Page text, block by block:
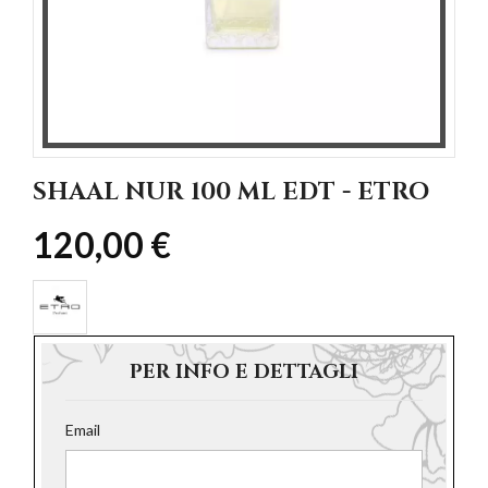
SHAAL NUR 100 ML EDT - ETRO
120,00 €
PER INFO E DETTAGLI
Email